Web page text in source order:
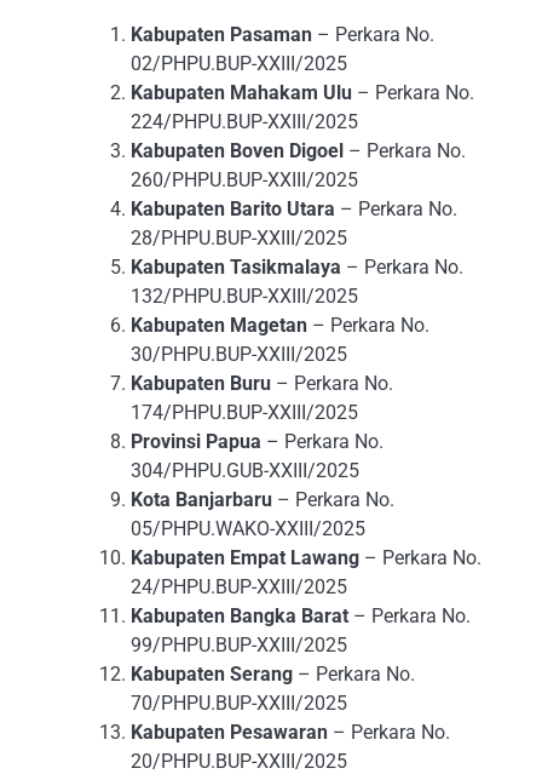
Kabupaten Pasaman – Perkara No.
02/PHPU.BUP-XXIII/2025
Kabupaten Mahakam Ulu – Perkara No.
224/PHPU.BUP-XXIII/2025
Kabupaten Boven Digoel – Perkara No.
260/PHPU.BUP-XXIII/2025
Kabupaten Barito Utara – Perkara No.
28/PHPU.BUP-XXIII/2025
Kabupaten Tasikmalaya – Perkara No.
132/PHPU.BUP-XXIII/2025
Kabupaten Magetan – Perkara No.
30/PHPU.BUP-XXIII/2025
Kabupaten Buru – Perkara No.
174/PHPU.BUP-XXIII/2025
Provinsi Papua – Perkara No.
304/PHPU.GUB-XXIII/2025
Kota Banjarbaru – Perkara No.
05/PHPU.WAKO-XXIII/2025
Kabupaten Empat Lawang – Perkara No.
24/PHPU.BUP-XXIII/2025
Kabupaten Bangka Barat – Perkara No.
99/PHPU.BUP-XXIII/2025
Kabupaten Serang – Perkara No.
70/PHPU.BUP-XXIII/2025
Kabupaten Pesawaran – Perkara No.
20/PHPU.BUP-XXIII/2025